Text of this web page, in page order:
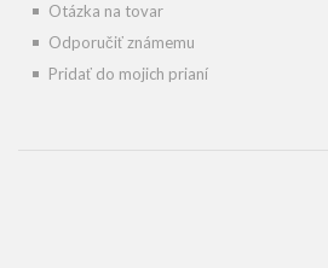
Otázka na tovar
Odporučiť známemu
Pridať do mojich prianí